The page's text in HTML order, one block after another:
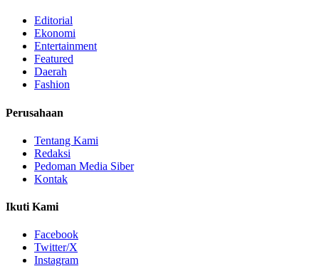
Editorial
Ekonomi
Entertainment
Featured
Daerah
Fashion
Perusahaan
Tentang Kami
Redaksi
Pedoman Media Siber
Kontak
Ikuti Kami
Facebook
Twitter/X
Instagram